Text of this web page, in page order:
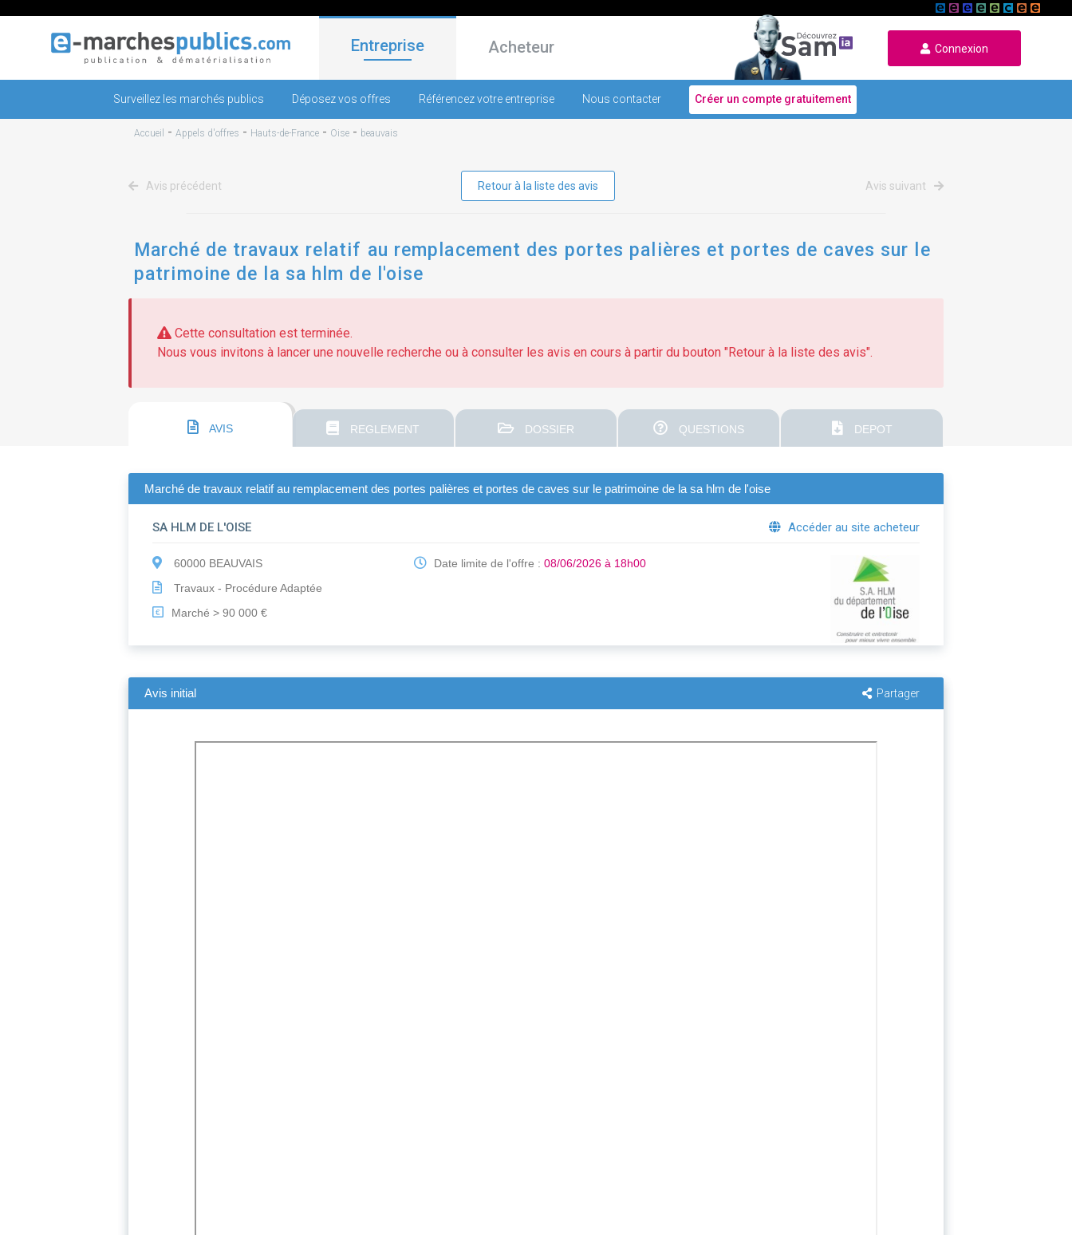
Entreprise Acheteur Connexion
Surveillez les marchés publics Déposez vos offres Référencez votre entreprise Nous contacter Créer un compte gratuitement
Accueil - Appels d'offres - Hauts-de-France - Oise - beauvais
Avis précédent Retour à la liste des avis Avis suivant
Marché de travaux relatif au remplacement des portes palières et portes de caves sur le
patrimoine de la sa hlm de l'oise
Cette consultation est terminée.
Nous vous invitons à lancer une nouvelle recherche ou à consulter les avis en cours à partir du bouton "Retour à la liste des avis".
AVIS REGLEMENT DOSSIER QUESTIONS DEPOT
Marché de travaux relatif au remplacement des portes palières et portes de caves sur le patrimoine de la sa hlm de l'oise
SA HLM DE L'OISE Accéder au site acheteur
60000 BEAUVAIS
Travaux - Procédure Adaptée
€ Marché > 90 000 €
Date limite de l'offre :08/06/2026 à 18h00
Avis initial Partager